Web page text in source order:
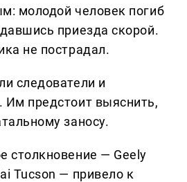
молодой человек погиб
приезда скорой.
не пострадал.
следователи и
Им предстоит выяснить,
заносу.
столкновение — Geely
Tucson — привело к